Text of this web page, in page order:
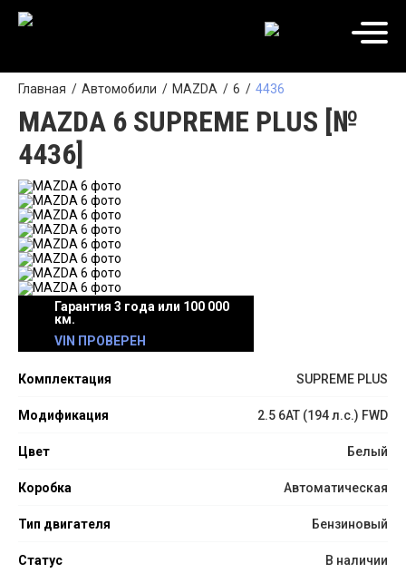
Главная Автомобили MAZDA 6 4436
MAZDA 6 SUPREME PLUS [№
4436]
Гарантия 3 года или 100 000
км.
VIN ПРОВЕРЕН
Комплектация SUPREME PLUS
Модификация 2.5 6AT (194 л.с.) FWD
Цвет Белый
Коробка Автоматическая
Тип двигателя Бензиновый
Статус В наличии